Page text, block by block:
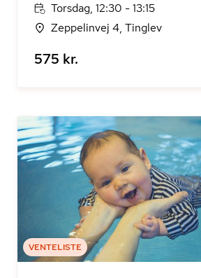
Torsdag, 12:30 - 13:15
Zeppelinvej 4, Tinglev
575 kr.
VENTELISTE